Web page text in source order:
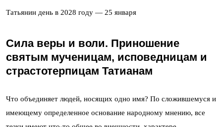
Татьянин день в 2028 году — 25 января
Сила веры и воли. Приношение
святым мученицам, исповедницам и
страстотерпицам Татианам
Что объединяет людей, носящих одно имя? По сложившемуся и
имеющему определенное основание народному мнению, все